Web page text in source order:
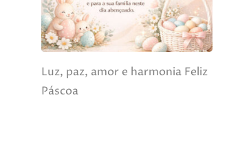
Luz, paz, amor e harmonia Feliz
Páscoa